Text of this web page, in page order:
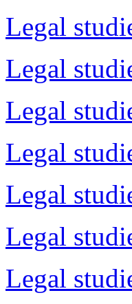
Legal
Legal
Legal
Legal
Legal
Legal
Legal